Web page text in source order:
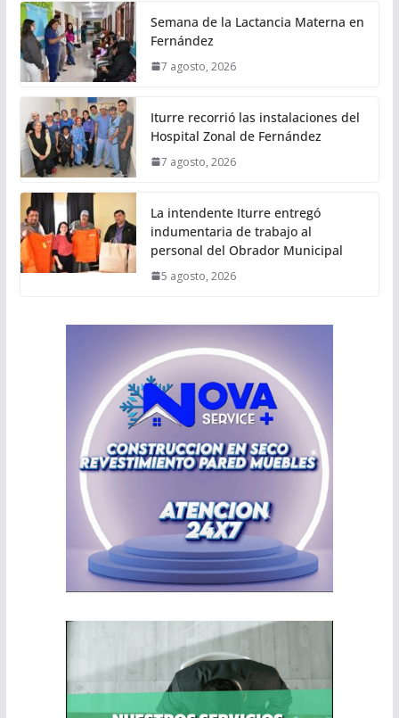
Semana de la Lactancia Materna en
Fernández
7 agosto, 2026
Iturre recorrió las instalaciones del
Hospital Zonal de Fernández
7 agosto, 2026
La intendente Iturre entregó
indumentaria de trabajo al
personal del Obrador Municipal
5 agosto, 2026